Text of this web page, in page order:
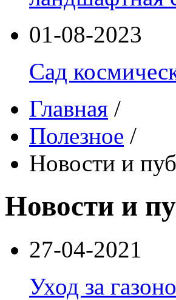
01-08-2023
Сад
Главная /
Полезное /
Новости и
Новости и
27-04-2021
Уход за